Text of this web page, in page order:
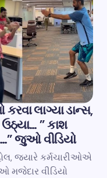
લાગ્યા ડાન્સ,
” કાશ
જુઓ વીડિયો
જયારે કર્મચારીઓએ
મજેદાર વીડિયો